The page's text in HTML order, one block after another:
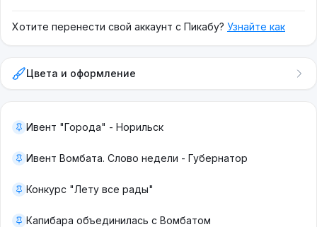
Хотите перенести свой аккаунт с Пикабу? Узнайте как
Цвета и оформление
Ивент "Города" - Норильск
Ивент Вомбата. Слово недели - Губернатор
Конкурс "Лету все рады"
Капибара объединилась с Вомбатом